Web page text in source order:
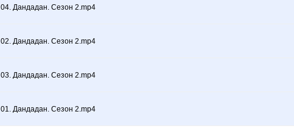
04. Дандадан. Сезон 2.mp4
02. Дандадан. Сезон 2.mp4
03. Дандадан. Сезон 2.mp4
01. Дандадан. Сезон 2.mp4